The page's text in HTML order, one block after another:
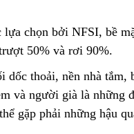
chọn bởi NFSI, bề
50% và rơi 90%.
dốc thoải, nền nhà
và người già là những
gặp phải những hậu
Than Hoạt Tính DCF Cho
Liên hệ